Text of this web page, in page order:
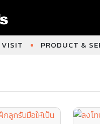
VISIT PRODUCT &